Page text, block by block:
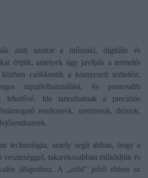
alatt azokat a műszaki, digitális és
értjük, amelyek úgy javítják a termelés
csökkentik a környezeti terhelést,
inputfelhasználást, és pontosabb
lehetővé. Ide tartozhatnak a precíziós
rendszerek, szenzorok, drónok,
technológia, amely segít abban, hogy a
veszteséggel, takarékosabban működjön és
állapothoz. A „zöld” jelző ebben az